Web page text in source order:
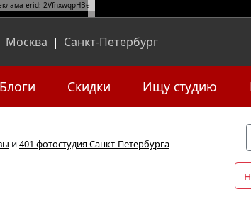
erid: 2VfnxwqpHBe
Москва | Санкт-Петербург
Блоги Скидки Ищу студию
и401 фотостудия Санкт-Петербурга